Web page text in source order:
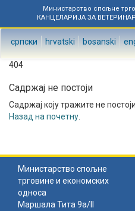
Министарство спољне
КАНЦЕЛАРИЈА ЗА
српски hrvatski bosanski
404
Садржај не постоји
Садржај коју тражите не постоји.
Назад на почетну
Министарство спољне
трговине и економских
односа
Маршала Тита 9а/II